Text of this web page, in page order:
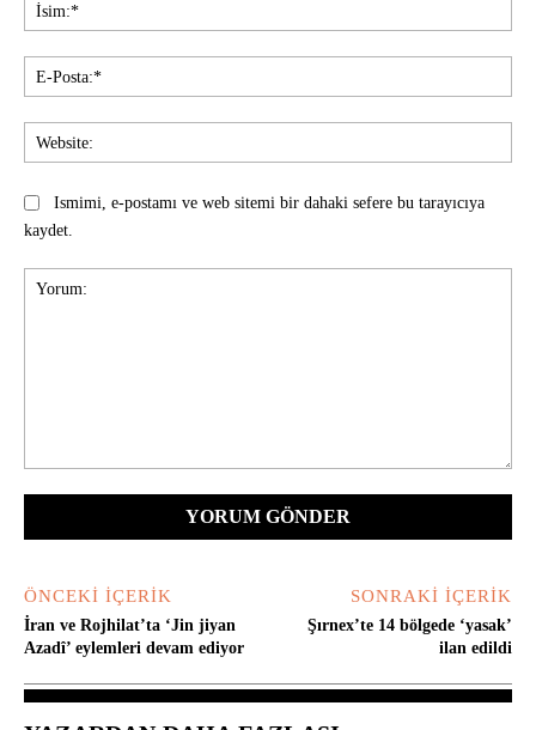
Ismimi, e-postamı ve web sitemi bir dahaki sefere bu tarayıcıya
kaydet.
ÖNCEKI İÇERIK
İran ve Rojhilat’ta ‘Jin jiyan
Azadî’ eylemleri devam ediyor
SONRAKI İÇERIK
Şırnex’te 14 bölgede ‘yasak’
ilan edildi